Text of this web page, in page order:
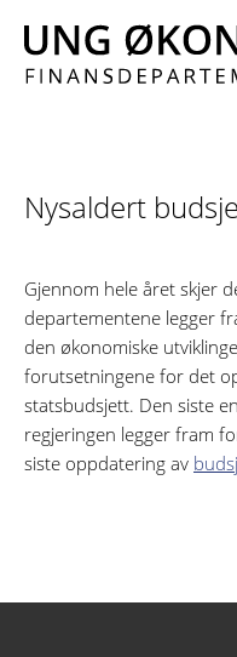
innhold
Nysaldert
Gjennom hele året skjer
departementene legger
den økonomiske
forutsetningene for det
statsbudsjett. Den siste
regjeringen legger fram
siste oppdatering av